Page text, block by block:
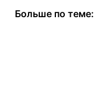
Больше по теме: